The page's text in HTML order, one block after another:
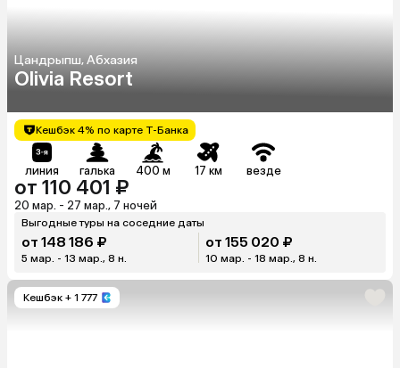
Цандрыпш, Абхазия
Olivia Resort
Кешбэк 4% по карте Т-Банка
линия галька 400 м 17 км везде
от 110 401 ₽
20 мар. - 27 мар., 7 ночей
Выгодные туры на соседние даты
от 148 186 ₽
5 мар. - 13 мар., 8 н.
от 155 020 ₽
10 мар. - 18 мар., 8 н.
Кешбэк + 1 777